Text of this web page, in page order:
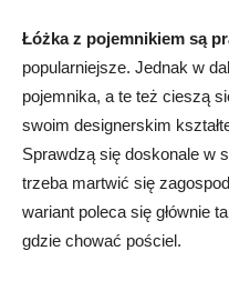
Łóżka z pojemnikiem są
popularniejsze. Jednak w
pojemnika, a te też cieszą
swoim designerskim
Sprawdzą się doskonale w
trzeba martwić się
wariant poleca się głównie
gdzie chować pościel.